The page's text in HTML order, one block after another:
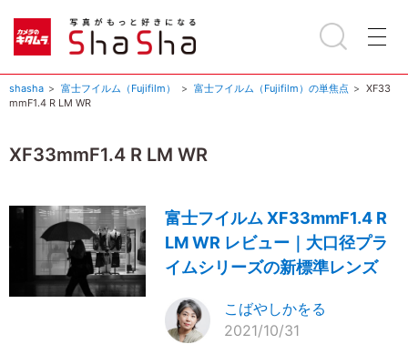
shasha 富士フイルム（Fujifilm） 富士フイルム（Fujifilm）の単焦点
XF33
mmF1.4 R LM WR
XF33mmF1.4 R LM WR
富士フイルム XF33mmF1.4 R
LM WR レビュー｜大口径プラ
イムシリーズの新標準レンズ
こばやしかをる
2021/10/31